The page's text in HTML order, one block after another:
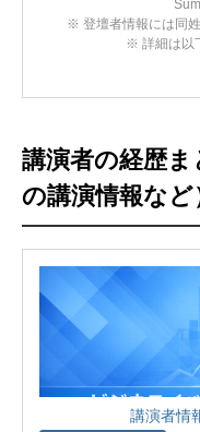
※ 登壇者情報には同
※ 詳細は以
講演者の経歴
の講演情報など
講演者情